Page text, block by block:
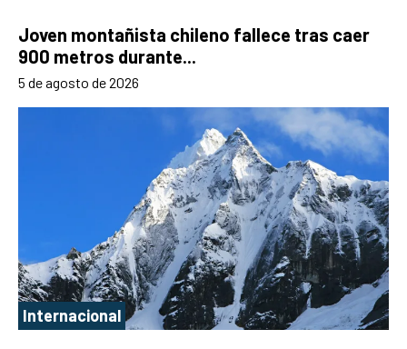
Joven montañista chileno fallece tras caer
900 metros durante...
5 de agosto de 2026
Internacional